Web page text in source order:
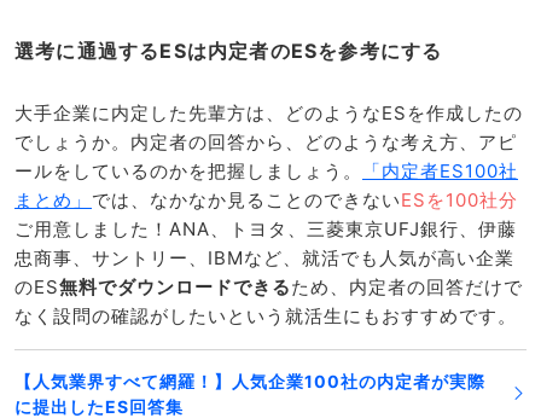
選考に通過するESは内定者のESを参考にする
大手企業に内定した先輩方は、どのようなESを作成したの
でしょうか。内定者の回答から、どのような考え方、アピ
ールをしているのかを把握しましょう。
「内定者ES100社
まとめ」 では、なかなか見ることのできないESを100社分
ご用意しました！ANA、トヨタ、三菱東京UFJ銀行、伊藤
忠商事、サントリー、IBMなど、就活でも人気が高い企業
のES無料でダウンロードできるため、内定者の回答だけで
なく設問の確認がしたいという就活生にもおすすめです。
【人気業界すべて網羅！】人気企業100社の内定者が実際
に提出したES回答集